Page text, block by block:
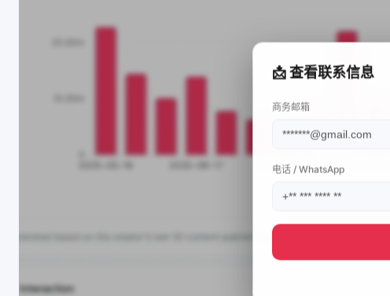
📩 查看联系信息
商务邮箱
电话 / WhatsApp